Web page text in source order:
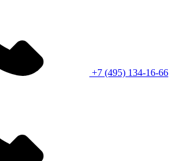
+7 (495) 134-16-66